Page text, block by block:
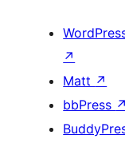
↗
Matt ↗
bbPress ↗